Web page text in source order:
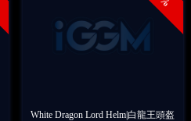
White Dragon Lord Helm|白龍王頭盔